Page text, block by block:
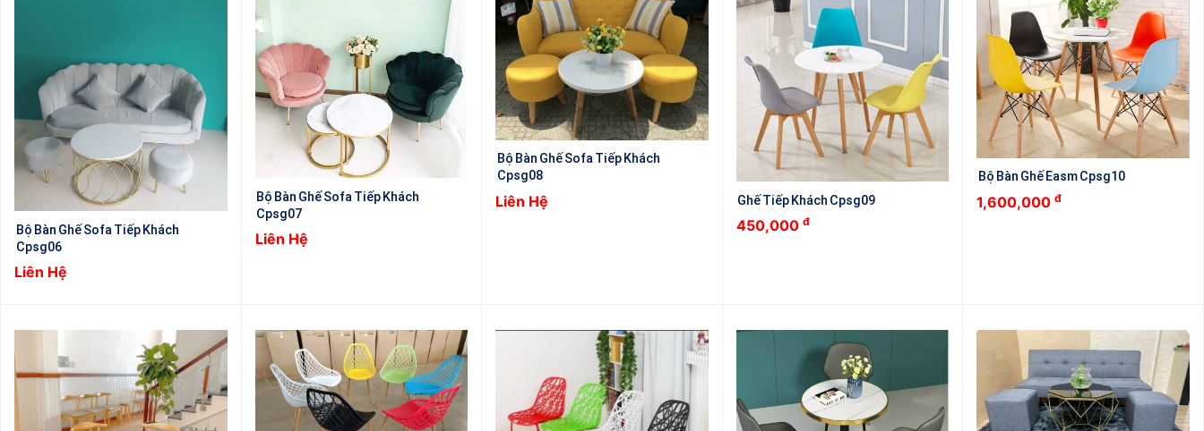
Bộ Bàn Ghế Sofa Tiếp Khách
Cpsg06
Liên Hệ
Bộ Bàn Ghế Sofa Tiếp Khách
Cpsg07
Liên Hệ
Bộ Bàn Ghế Sofa Tiếp Khách
Cpsg08
Liên Hệ Ghế Tiếp Khách Cpsg09
450,000 đ
Bộ Bàn Ghế Easm Cpsg10
1,600,000đ